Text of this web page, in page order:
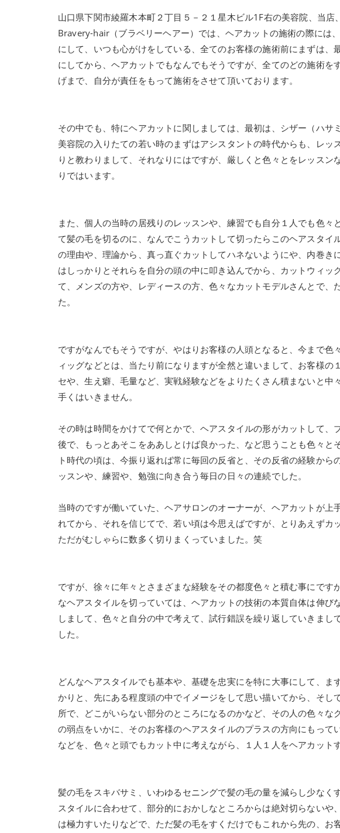
山口県下関市綾羅木本町２丁目５－２１星木ビル1F右の美容院、当店、
Bravery-hair（ブラベリーヘアー）では、ヘアカットの施術の際には
にして、いつも心がけをしている、全てのお客様の施術前にまずは
にしてから、ヘアカットでもなんでもそうですが、全てのどの施術
げまで、自分が責任をもって施術をさせて頂いております。
その中でも、特にヘアカットに関しましては、最初は、シザー（ハサ
美容院の入りたての若い時のまずはアシスタントの時代からも、レッ
りと教わりまして、それなりにはですが、厳しくと色々とをレッスン
りではいます。
また、個人の当時の居残りのレッスンや、練習でも自分１人でも色々
て髪の毛を切るのに、なんでこうカットして切ったらこのヘアスタイ
の理由や、理論から、真っ直ぐカットしてハネないようにや、内巻き
はしっかりとそれらを自分の頭の中に叩き込んでから、カットウィッ
て、メンズの方や、レディースの方、色々なカットモデルさんとで、
た。
ですがなんでもそうですが、やはりお客様の人頭となると、今まで色
ィッグなどとは、当たり前になりますが全然と違いまして、お客様の
セや、生え癖、毛量など、実戦経験などをよりたくさん積まないと
手くはいきません。
その時は時間をかけてで何とかで、ヘアスタイルの形がカットして、
後で、もっとあそこをああしとけば良かった、など思うことも色々と
ト時代の頃は、今振り返れば常に毎回の反省と、その反省の経験か
ッスンや、練習や、勉強に向き合う毎日の日々の連続でした。
当時のですが働いていた、ヘアサロンのオーナーが、ヘアカットが上
れてから、それを信じてで、若い頃は今思えばですが、とりあえずカ
ただがむしゃらに数多く切りまくっていました。笑
ですが、徐々に年々とさまざまな経験をその都度色々と積む事にです
なヘアスタイルを切っていては、ヘアカットの技術の本質自体は伸
しまして、色々と自分の中で考えて、試行錯誤を繰り返していきまし
した。
どんなヘアスタイルでも基本や、基礎を忠実にを特に大事にして、ま
かりと、先にある程度頭の中でイメージをして思い描いてから、そし
所で、どこがいらない部分のところになるのかなど、その人の色々な
の弱点をいかに、そのお客様のヘアスタイルのプラスの方向にもって
などを、色々と頭でもカット中に考えながら、１人１人をヘアカット
髪の毛をスキバサミ、いわゆるセニングで髪の毛の量を減らし少なく
スタイルに合わせて、部分的におかしなところからは絶対切らないや
は極力すいたりなどで、ただ髪の毛をすくだけでもこれから先の、